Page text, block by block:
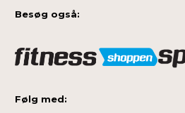
Besøg også:
Følg med: